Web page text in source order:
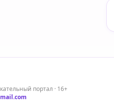
портал · 16+